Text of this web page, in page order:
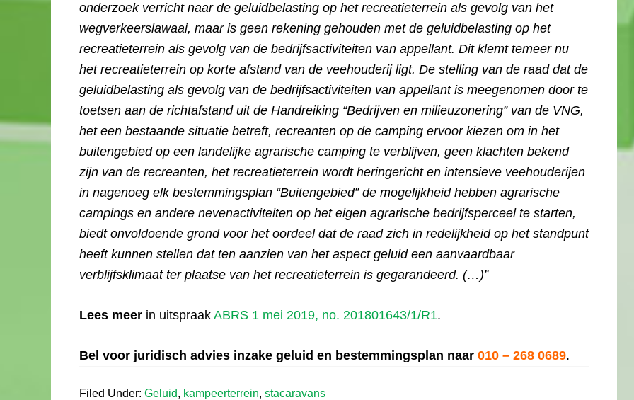
onderzoek verricht naar de geluidbelasting op het recreatieterrein als gevolg van het
wegverkeerslawaai, maar is geen rekening gehouden met de geluidbelasting op het
recreatieterrein als gevolg van de bedrijfsactiviteiten van appellant. Dit klemt temeer nu
het recreatieterrein op korte afstand van de veehouderij ligt. De stelling van de raad dat de
geluidbelasting als gevolg van de bedrijfsactiviteiten van appellant is meegenomen door te
toetsen aan de richtafstand uit de Handreiking “Bedrijven en milieuzonering” van de VNG,
het een bestaande situatie betreft, recreanten op de camping ervoor kiezen om in het
buitengebied op een landelijke agrarische camping te verblijven, geen klachten bekend
zijn van de recreanten, het recreatieterrein wordt heringericht en intensieve veehouderijen
in nagenoeg elk bestemmingsplan “Buitengebied” de mogelijkheid hebben agrarische
campings en andere nevenactiviteiten op het eigen agrarische bedrijfsperceel te starten,
biedt onvoldoende grond voor het oordeel dat de raad zich in redelijkheid op het standpunt
heeft kunnen stellen dat ten aanzien van het aspect geluid een aanvaardbaar
verblijfsklimaat ter plaatse van het recreatieterrein is gegarandeerd. (…)”
Lees meer in uitspraak ABRS 1 mei 2019, no. 201801643/1/R1.
Bel voor juridisch advies inzake geluid en bestemmingsplan naar 010 – 268 0689.
Filed Under: Geluid, kampeerterrein, stacaravans